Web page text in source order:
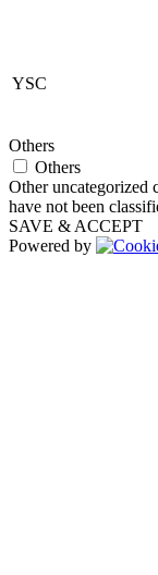
YSC
Others
Others
Other uncategorized
have not been
SAVE & ACCEPT
Powered by